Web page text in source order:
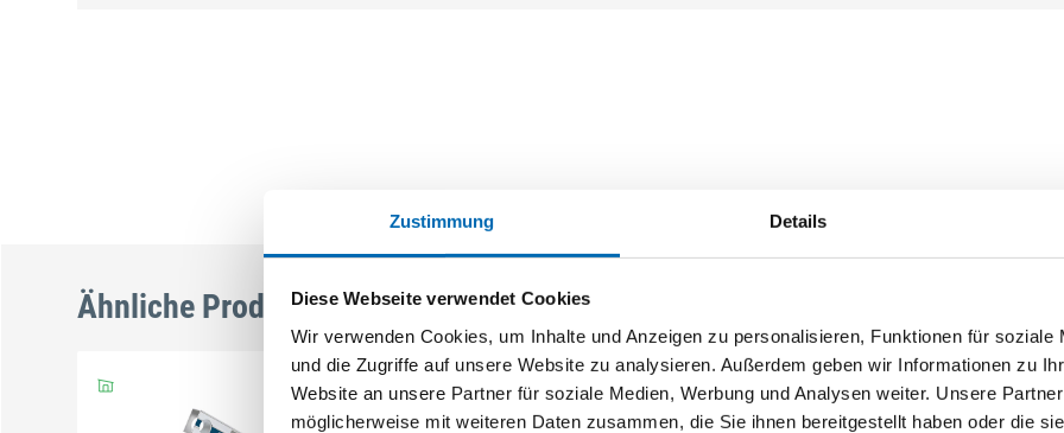
Zustimmung Details
Diese Webseite verwendet Cookies
Wir verwenden Cookies, um Inhalte und Anzeigen zu personalisieren, Funktionen für soziale
und die Zugriffe auf unsere Website zu analysieren. Außerdem geben wir Informationen zu
Website an unsere Partner für soziale Medien, Werbung und Analysen weiter. Unsere
möglicherweise mit weiteren Daten zusammen, die Sie ihnen bereitgestellt haben oder die
Ähnliche Produkte